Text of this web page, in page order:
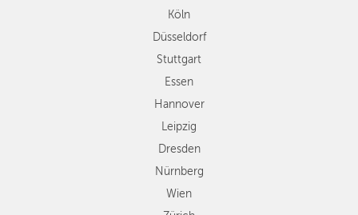
Dresden
Nürnberg
Wien
Zürich
Andere
Regionen
Köln
Düsseldorf
Stuttgart
Essen
Hannover
Leipzig
Dresden
Nürnberg
Wien